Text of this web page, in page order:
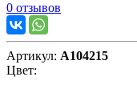
0 отзывов
Артикул: А104215
Цвет: